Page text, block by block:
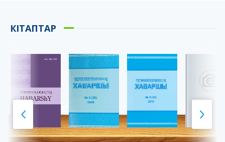
КІТАПТАР